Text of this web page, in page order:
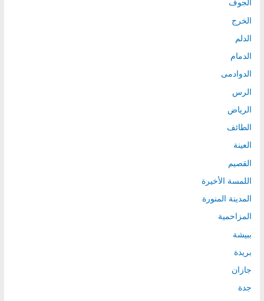
الجوف
الخرج
الدلم
الدمام
الدوادمى
الرس
الرياض
الطائف
العينة
القصيم
اللمسة الأخيرة
المدينة المنورة
المزاحمية
ببيشة
بريدة
جازان
جدة